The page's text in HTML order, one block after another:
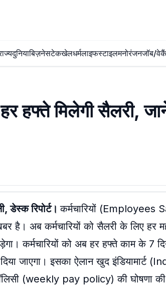
दुनियाबिज़नेसटेकखेलधर्मलाइफस्टाइलमनोरंजनजॉब/
हफ्ते मिलेगी सैलरी,
डेस्क रिपोर्ट।कर्मचारियों (Employees
है। अब कर्मचारियों को सैलरी के लिए हर
कर्मचारियों को अब हर हफ्ते काम के 7
जाएगा। इसका ऐलान खुद इंडियामार्ट
(weekly pay policy) की घोषणा